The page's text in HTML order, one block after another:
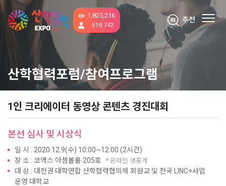
1,825,216
519,742
추천
산학협력포럼/참여프로그램
1인 크리에이터 동영상 콘텐츠 경진대회
본선 심사 및 시상식
일 시 : 2020.12.9(수) 10:00~12:00 (2시간)
장 소 : 코엑스 아셈볼룸 205호
* 온라인 생중계
대 상 : 대전권 대학연합 산학협력협의체 회원교 및 전국 LINC+사업
운영 대학교